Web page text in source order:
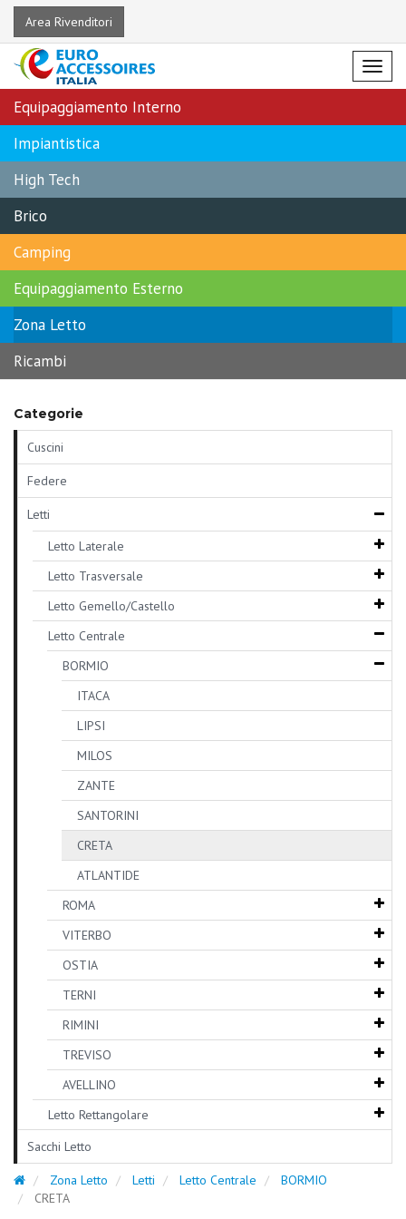
Area Rivenditori
Menu
Equipaggiamento Interno
Impiantistica
High Tech
Brico
Camping
Equipaggiamento Esterno
Zona Letto
Ricambi
Categorie
Cuscini
Federe
Letti
Letto Laterale
Letto Trasversale
Letto Gemello/Castello
Letto Centrale
BORMIO
ITACA
LIPSI
MILOS
ZANTE
SANTORINI
CRETA
ATLANTIDE
ROMA
VITERBO
OSTIA
TERNI
RIMINI
TREVISO
AVELLINO
Letto Rettangolare
Sacchi Letto
Zona Letto Letti Letto Centrale
BORMIO
CRETA